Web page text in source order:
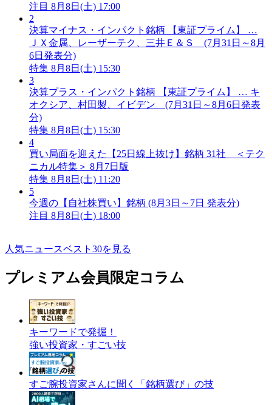
注目 8月8日(土) 17:00
2
決算マイナス・インパクト銘柄 【東証プライム】 …
ＪＸ金属、レーザーテク、三井Ｅ＆Ｓ (7月31日～8月
6日発表分)
特集 8月8日(土) 15:30
3
決算プラス・インパクト銘柄 【東証プライム】 … キ
オクシア、村田製、イビデン (7月31日～8月6日発表
分)
特集 8月8日(土) 15:30
4
買い局面を迎えた【25日線上抜け】銘柄 31社 ＜テク
ニカル特集＞ 8月7日版
特集 8月8日(土) 11:20
5
今週の【自社株買い】銘柄 (8月3日～7日 発表分)
注目 8月8日(土) 18:00
人気ニュースベスト30を見る
プレミアム会員限定コラム
キーワードで発掘！
強い投資家・すごい技
すご腕投資家さんに聞く「銘柄選び」の技